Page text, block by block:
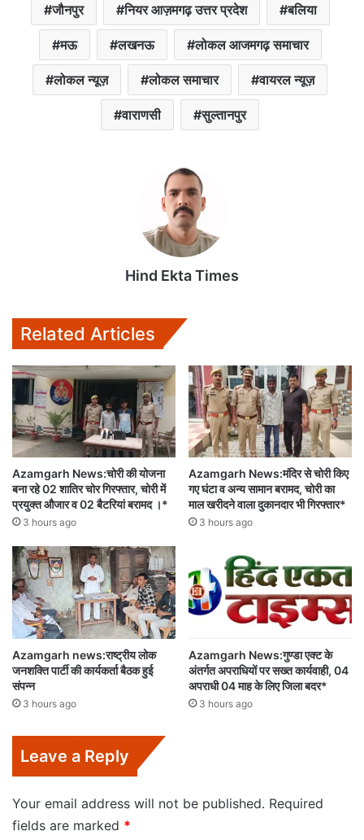
जौनपुर नियर आज़मगढ़ उत्तर प्रदेश बलिया
मऊ लखनऊ लोकल आजमगढ़ समाचार
लोकल न्यूज़ लोकल समाचार वायरल न्यूज़
वाराणसी सुल्तानपुर
Hind Ekta Times
Related Articles
Azamgarh News:चोरी की योजना
बना रहे 02 शातिर चोर गिरफ्तार, चोरी में
प्रयुक्त औजार व 02 बैटरियां बरामद ।*
3 hours ago
Azamgarh News:मंदिर से चोरी किए
गए घंटा व अन्य सामान बरामद, चोरी का
माल खरीदने वाला दुकानदार भी गिरफ्तार*
3 hours ago
Azamgarh news:राष्ट्रीय लोक
जनशक्ति पार्टी की कार्यकर्ता बैठक हुई
संपन्न
3 hours ago
Azamgarh News:गुण्डा एक्ट के
अंतर्गत अपराधियों पर सख्त कार्यवाही, 04
अपराधी 04 माह के लिए जिला बदर*
3 hours ago
Leave a Reply
Your email address will not be published. Required
fields are marked *